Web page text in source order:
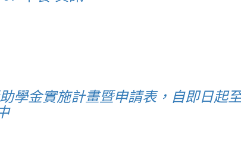
學金實施計畫暨申請表，自即日起